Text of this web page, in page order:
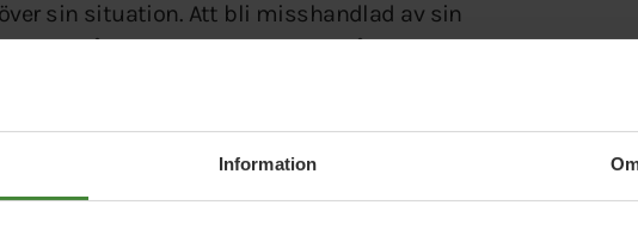
Information
sin situation. Att bli misshandlad av sin
är det så otroligt viktigt att sjukvårdpersonalen
som är utsatta för våld i en nära relation. Det
Skånes verksamheter, och därför vill vi i
som stöd i det dagliga arbetet, säger